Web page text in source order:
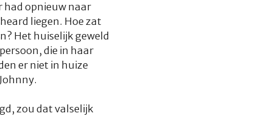
had opnieuw naar
liegen. Hoe zat
Het huiselijk geweld
die in haar
er niet in huize
zou dat valselijk